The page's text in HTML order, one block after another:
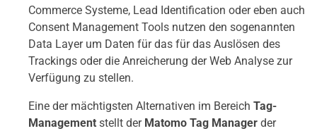
Commerce Systeme, Lead Identification oder eben auch
Consent Management Tools nutzen den sogenannten
Data Layer um Daten für das für das Auslösen des
Trackings oder die Anreicherung der Web Analyse zur
Verfügung zu stellen.
Eine der mächtigsten Alternativen im Bereich Tag-
Management stellt der Matomo Tag Manager der